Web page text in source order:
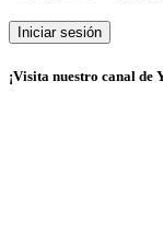
¡Visita nuestro canal de